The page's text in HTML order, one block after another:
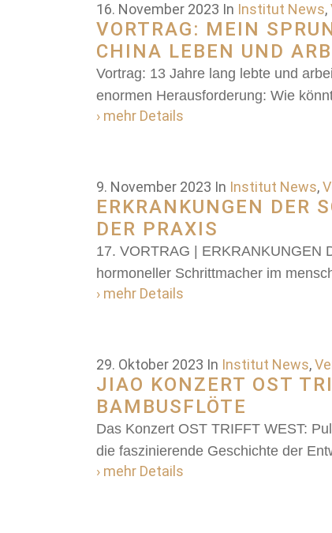
16. November 2023 In Institut News,
VORTRAG: MEIN
CHINA LEBEN UND
Vortrag: 13 Jahre lang lebte und
enormen Herausforderung: Wie
› mehr Details
9. November 2023 In Institut News,
ERKRANKUNGEN DER
DER PRAXIS
17. VORTRAG | ERKRANKUNGEN
hormoneller Schrittmacher im
› mehr Details
29. Oktober 2023 In Institut News,
JIAO KONZERT OST
BAMBUSFLÖTE
Das Konzert OST TRIFFT WEST:
die faszinierende Geschichte der
› mehr Details